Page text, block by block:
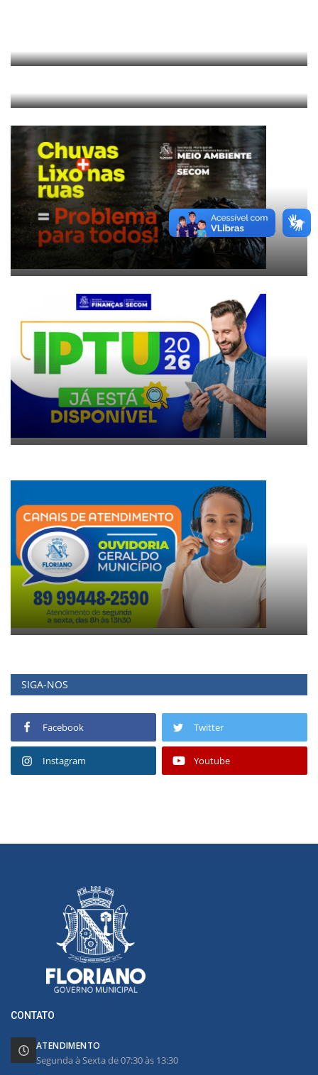
SIGA-NOS
Facebook Twitter
Instagram Youtube
CONTATO
ATENDIMENTO
Segunda à Sexta de 07:30 às 13:30